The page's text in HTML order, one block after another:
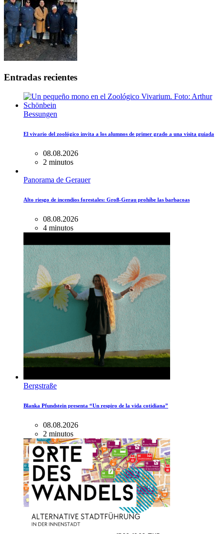
Entradas recientes
Bessungen
El vivario del zoológico invita a los alumnos de primer grado a una visita guiada
08.08.2026
2 minutos
Panorama de Gerauer
Alto riesgo de incendios forestales: Groß-Gerau prohíbe las barbacoas
08.08.2026
4 minutos
Bergstraße
Blanka Pfundstein presenta “Un respiro de la vida cotidiana”
08.08.2026
2 minutos